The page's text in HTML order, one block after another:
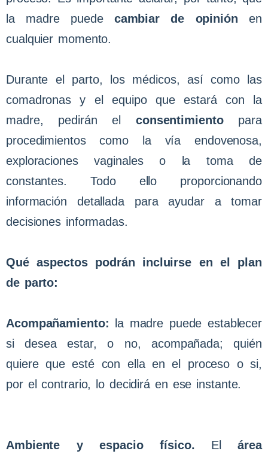
la madre puede cambiar de opiniónen
cualquier momento.
Durante el parto, los médicos, así como las
comadronas y el equipo que estará con la
madre, pedirán el consentimientopara
procedimientos como la vía endovenosa,
exploraciones vaginales o la toma de
constantes. Todo ello proporcionando
información detallada para ayudar a tomar
decisiones informadas.
Qué aspectos podrán incluirse en el plan
de parto:
Acompañamiento:
la madre puede establecer
si desea estar, o no, acompañada; quién
quiere que esté con ella en el proceso o si,
por el contrario, lo decidirá en ese instante.
Ambiente y espacio físico. Elárea